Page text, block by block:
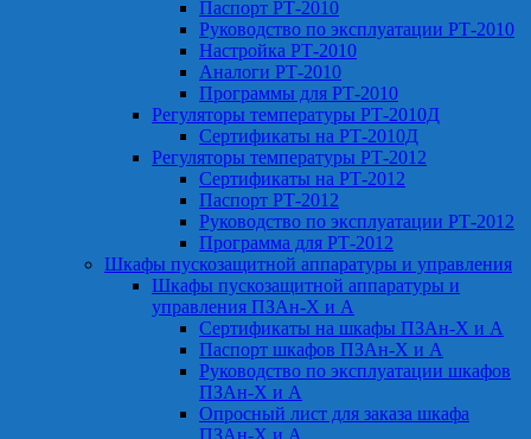
Паспорт РТ-2010
Руководство по эксплуатации РТ-2010
Настройка РТ-2010
Аналоги РТ-2010
Программы для РТ-2010
Регуляторы температуры РТ-2010Д
Сертификаты на РТ-2010Д
Регуляторы температуры РТ-2012
Сертификаты на РТ-2012
Паспорт РТ-2012
Руководство по эксплуатации РТ-2012
Программа для РТ-2012
Шкафы пускозащитной аппаратуры и управления
Шкафы пускозащитной аппаратуры и
управления ПЗАн-Х и А
Сертификаты на шкафы ПЗАн-Х и А
Паспорт шкафов ПЗАн-Х и А
Руководство по эксплуатации шкафов
ПЗАн-Х и А
Опросный лист для заказа шкафа
ПЗАн-Х и А